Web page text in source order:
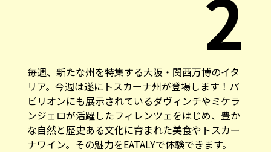
2
毎週、新たな州を特集する大阪・関西万博のイタ
リア。今週は遂にトスカーナ州が登場します！パ
ビリオンにも展示されているダヴィンチやミケラ
ンジェロが活躍したフィレンツェをはじめ、豊か
な自然と歴史ある文化に育まれた美食やトスカー
ナワイン。その魅力をEATALYで体験できます。